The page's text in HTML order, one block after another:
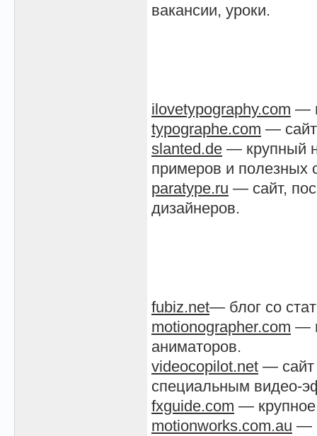
вакансии, уроки.
ilovetypography.com —
typographe.com — сайт
slanted.de — крупный
примеров и полезных
paratype.ru — сайт,
дизайнеров.
fubiz.net— блог со
motionographer.com —
аниматоров.
videocopilot.net — сайт
специальным видео-
fxguide.com —
motionworks.com.au —